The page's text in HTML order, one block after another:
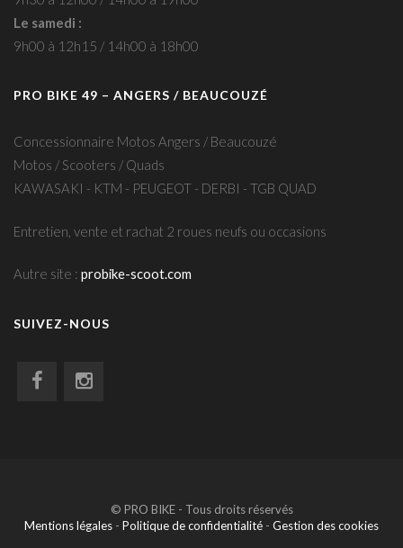
Le samedi :
9h00 à 12h15 / 14h00 à 18h00
PRO BIKE 49 – ANGERS / BEAUCOUZÉ
Concessionnaire Motos Angers / Beaucouzé
Motos / Scooters / Quads
KAWASAKI - KTM - PEUGEOT - DERBI - TGB QUAD
Entretien, vente et rachat 2 roues neufs ou occasions
Autre site : probike-scoot.com
SUIVEZ-NOUS
© PRO BIKE - Tous droits réservés
Mentions légales - Politique de confidentialité - Gestion des cookies